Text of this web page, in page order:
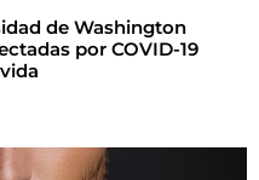
de Washington
por COVID-19